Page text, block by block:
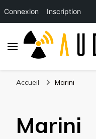
Connexion Inscription
Accueil Marini
Marini